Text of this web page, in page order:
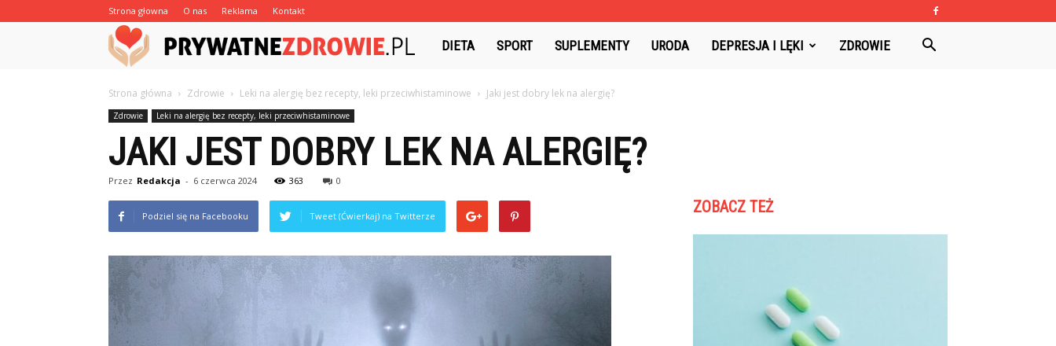
Strona głowna O nas Reklama Kontakt
PrywatneZdrowie.pl
DIETA SPORT SUPLEMENTY URODA DEPRESJA I LĘKI ZDROWIE
Strona główna Zdrowie Leki na alergię bez recepty, leki przeciwhistaminowe Jaki jest dobry lek na alergię?
Zdrowie Leki na alergię bez recepty, leki przeciwhistaminowe
JAKI JEST DOBRY LEK NA ALERGIĘ?
Przez Redakcja - 6 czerwca 2024 363 0
Podziel się na Facebooku Tweet (Ćwierkaj) na Twitterze ZOBACZ TEŻ